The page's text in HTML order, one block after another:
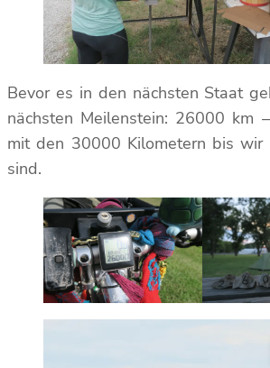
Bevor es in den nächsten Staat
nächsten Meilenstein: 26000 km
mit den 30000 Kilometern bis wir
sind.